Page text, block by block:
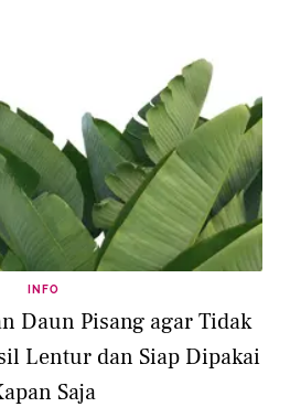
INFO
Daun Pisang agar Tidak
Lentur dan Siap Dipakai
Saja